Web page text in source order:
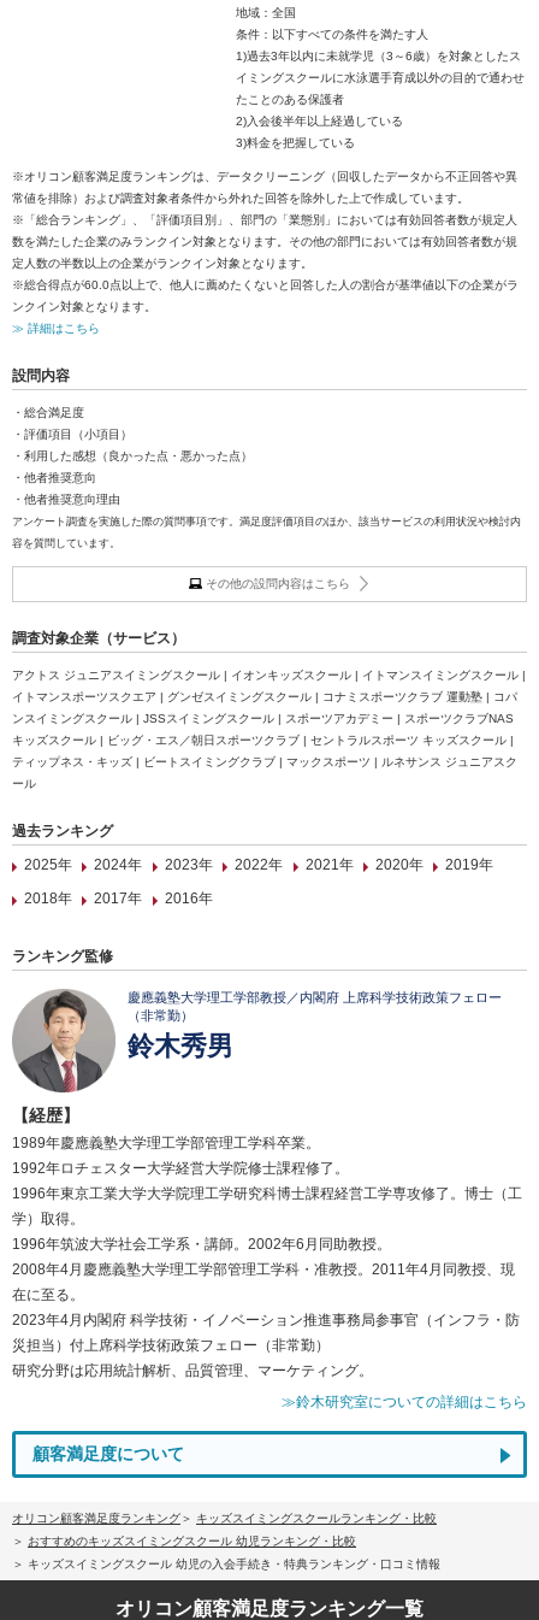
地域：全国
条件：以下すべての条件を満たす人
1)過去3年以内に未就学児（3～6歳）を対象としたス
イミングスクールに水泳選手育成以外の目的で通わせ
たことのある保護者
2)入会後半年以上経過している
3)料金を把握している
※オリコン顧客満足度ランキングは、データクリーニング（回収したデータから不正回答や異
常値を排除）および調査対象者条件から外れた回答を除外した上で作成しています。
※「総合ランキング」、「評価項目別」、部門の「業態別」においては有効回答者数が規定人
数を満たした企業のみランクイン対象となります。その他の部門においては有効回答者数が規
定人数の半数以上の企業がランクイン対象となります。
※総合得点が60.0点以上で、他人に薦めたくないと回答した人の割合が基準値以下の企業がラ
ンクイン対象となります。
≫ 詳細はこちら
設問内容
・総合満足度
・評価項目（小項目）
・利用した感想（良かった点・悪かった点）
・他者推奨意向
・他者推奨意向理由
アンケート調査を実施した際の質問事項です。満足度評価項目のほか、該当サービスの利用状況や検討内
容を質問しています。
その他の設問内容はこちら
調査対象企業（サービス）
アクトス ジュニアスイミングスクール | イオンキッズスクール | イトマンスイミングスクール |
イトマンスポーツスクエア | グンゼスイミングスクール | コナミスポーツクラブ 運動塾 | コパ
ンスイミングスクール | JSSスイミングスクール | スポーツアカデミー | スポーツクラブNAS
キッズスクール | ビッグ・エス／朝日スポーツクラブ | セントラルスポーツ キッズスクール |
ティップネス・キッズ | ビートスイミングクラブ | マックスポーツ | ルネサンス ジュニアスク
ール
過去ランキング
2025年
2024年 2023年 2022年 2021年 2020年
2019年
2018年
2017年 2016年
ランキング監修
慶應義塾大学理工学部教授／内閣府 上席科学技術政策フェロー
（非常勤）
鈴木秀男
【経歴】
1989年慶應義塾大学理工学部管理工学科卒業。
1992年ロチェスター大学経営大学院修士課程修了。
1996年東京工業大学大学院理工学研究科博士課程経営工学専攻修了。博士（工
学）取得。
1996年筑波大学社会工学系・講師。2002年6月同助教授。
2008年4月慶應義塾大学理工学部管理工学科・准教授。2011年4月同教授、現
在に至る。
2023年4月内閣府 科学技術・イノベーション推進事務局参事官（インフラ・防
災担当）付上席科学技術政策フェロー（非常勤）
研究分野は応用統計解析、品質管理、マーケティング。
≫鈴木研究室についての詳細はこちら
顧客満足度について
オリコン顧客満足度ランキング
キッズスイミングスクールランキング・比較
おすすめのキッズスイミングスクール 幼児ランキング・比較
キッズスイミングスクール 幼児の入会手続き・特典ランキング・口コミ情報
オリコン顧客満足度ランキング一覧